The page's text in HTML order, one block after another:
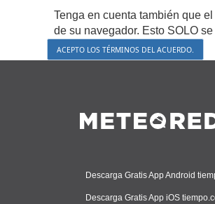
Tenga en cuenta también que
de su navegador. Esto SOLO
Descarga Gratis App Android
Descarga Gratis App iOS